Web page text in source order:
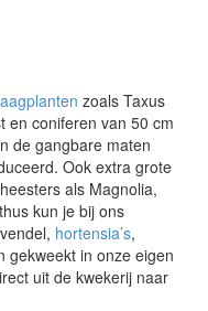
zoals Taxus
en coniferen van 50 cm
de gangbare maten
Ook extra grote
als Magnolia,
kun je bij ons
hortensia’s,
gekweekt in onze eigen
uit de kwekerij naar